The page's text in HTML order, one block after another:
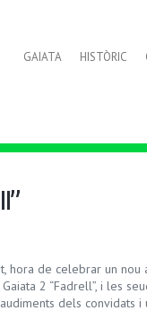
GAIATA HISTÒRIC
hora de celebrar un nou
2 “Fadrell”, i les
dels convidats